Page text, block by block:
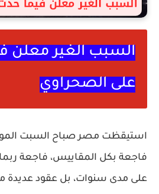
السبب الغير معلن
على الصحراوي
فاجعة بكل المقاييس، فاجعة
على مدى سنوات، بل عقود عديدة